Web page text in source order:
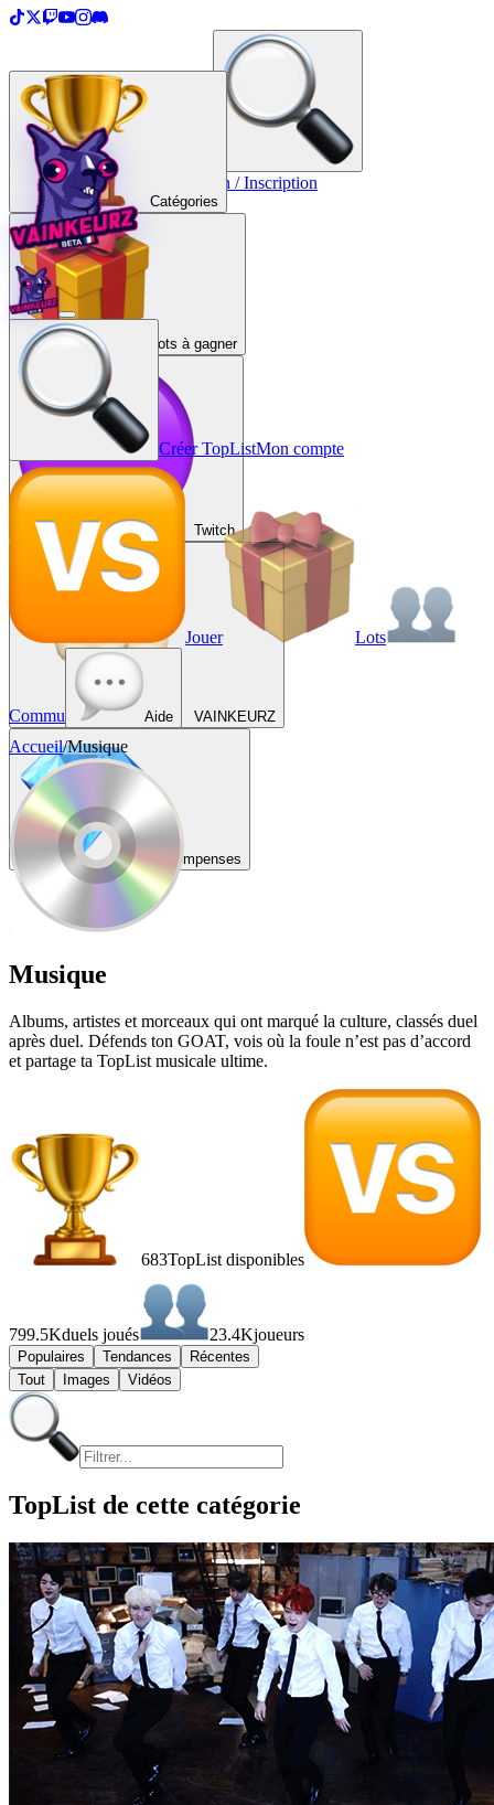
Créer une TopList Connexion / Inscription
Catégories
Lots à gagner
Twitch
VAINKEURZ
Récompenses
Créer TopListMon compte
Jouer Lots
Commu Aide
Accueil/Musique
Musique
Albums, artistes et morceaux qui ont marqué la culture, classés duel
après duel. Défends ton GOAT, vois où la foule n’est pas d’accord
et partage ta TopList musicale ultime.
683TopList disponibles
799.5Kduels joués 23.4Kjoueurs
Populaires Tendances
Récentes
Tout
Images Vidéos
TopList de cette catégorie